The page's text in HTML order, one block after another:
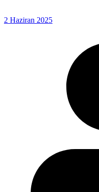
2 Haziran 2025